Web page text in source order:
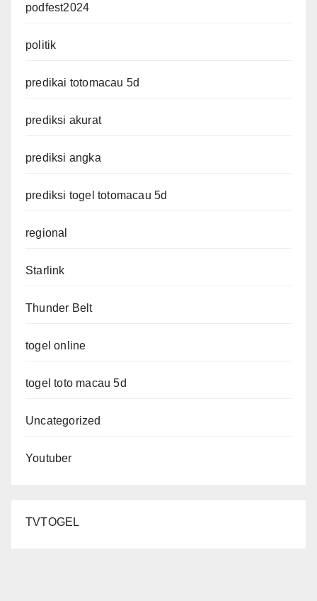
podfest2024
politik
predikai totomacau 5d
prediksi akurat
prediksi angka
prediksi togel totomacau 5d
regional
Starlink
Thunder Belt
togel online
togel toto macau 5d
Uncategorized
Youtuber
TVTOGEL